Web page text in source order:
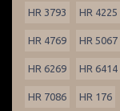
HR 3793 HR 4225
HR 4769 HR 5067
HR 6269 HR 6414
HR 7086 HR 176